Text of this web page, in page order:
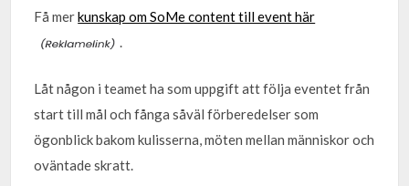
Få merkunskap om SoMe content till event här
.
Låt någon i teamet ha som uppgift att följa eventet från
start till mål och fånga såväl förberedelser som
ögonblick bakom kulisserna, möten mellan människor och
oväntade skratt.